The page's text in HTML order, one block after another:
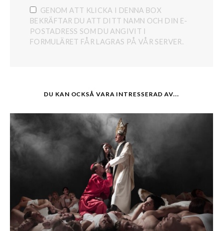
GENOM ATT KLICKA I DENNA BOX
BEKRÄFTAR DU ATT DITT NAMN OCH DIN E-
POSTADRESS SOM DU ANGIVIT I
FORMULÄRET FÅR LAGRAS PÅ VÅR SERVER.
DU KAN OCKSÅ VARA INTRESSERAD AV...